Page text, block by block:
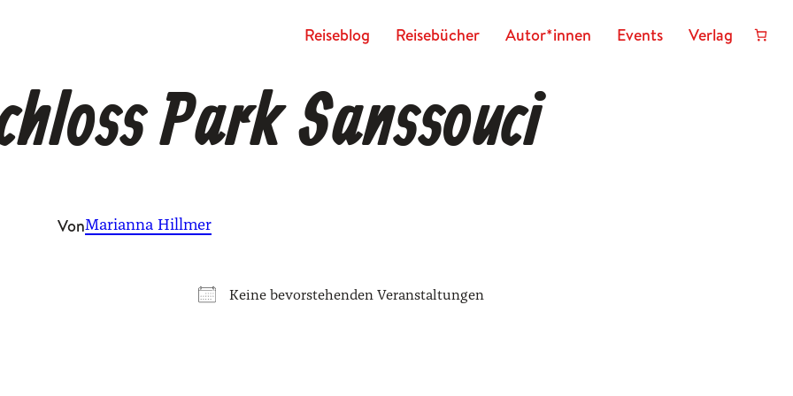
Rei­se­blog Reisebücher Autor*innen Events Verlag
Park Sanssouci
VonMarianna Hillmer
Kei­ne bevor­ste­hen­den Ver­an­stal­tun­gen